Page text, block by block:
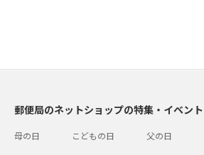
郵便局のネットショップの特集・イベント
母の日 こどもの日 父の日